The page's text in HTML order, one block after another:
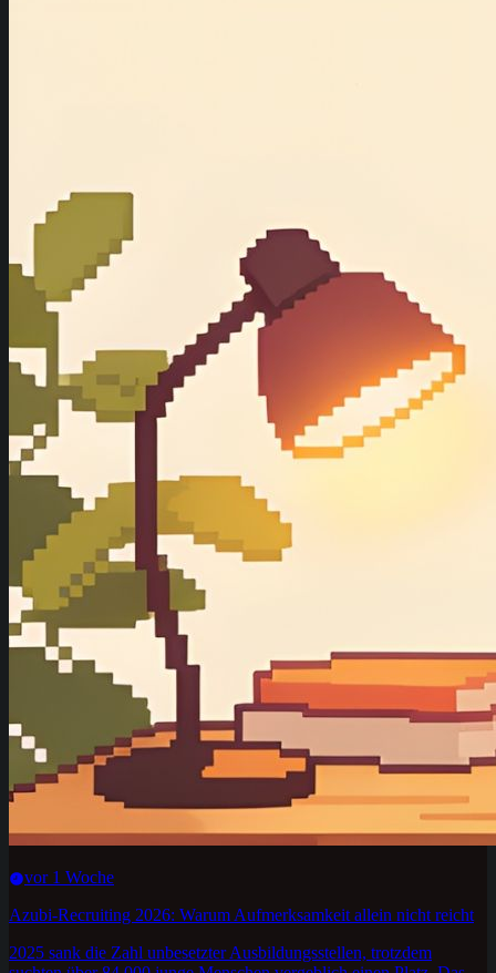
vor 1 Woche
Azubi-Recruiting 2026: Warum Aufmerksamkeit allein nicht reicht
2025 sank die Zahl unbesetzter Ausbildungsstellen, trotzdem